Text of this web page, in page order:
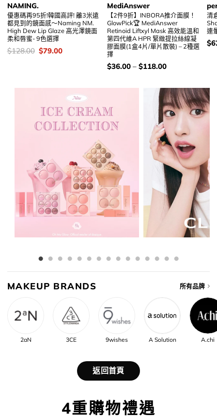
NAMING.
優惠碼再95折!韓國高評! 離3米遠
都見到的鏡面感～Naming NM.
High Dew Lip Glaze 高光澤鏡面
柔和唇蜜- 9色選擇
價
錢：
$128.00 Original
price
$79.00Current
MediAnswer
【2件9折】INBORA推介面膜！
GlowPick🏆 MediAnswer
Retinoid Liftxyl Mask 高效能溫和
第四代維A HPR 緊緻提拉絲線凝
膠面膜(1盒4片/單片散裝) – 2種選
擇
價
錢：
$36.00– $118.00
清
連
價
錢
$
MAKEUP BRANDS 所有品牌
2aN 3CE 9wishes A Solution A.chi
返回首頁
4重購物禮遇